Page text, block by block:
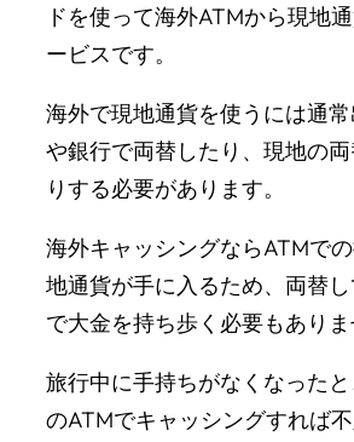
ドを使って海外ATMから現地
ービスです。
海外で現地通貨を使うには通
や銀行で両替したり、現地の
りする必要があります。
海外キャッシングならATMで
地通貨が手に入るため、両替
で大金を持ち歩く必要もありま
旅行中に手持ちがなくなった
のATMでキャッシングすれば